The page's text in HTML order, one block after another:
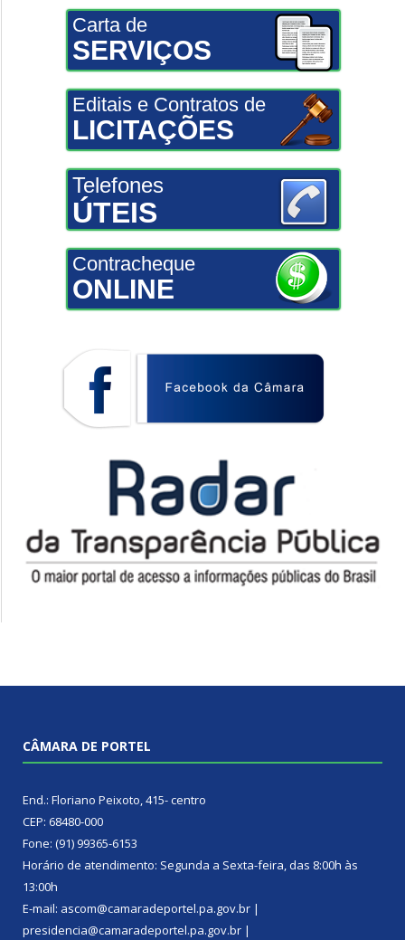
Carta de
SERVIÇOS
Editais e Contratos de
LICITAÇÕES
Telefones
ÚTEIS
Contracheque
ONLINE
CÂMARA DE PORTEL
End.: Floriano Peixoto, 415- centro
CEP: 68480-000
Fone: (91) 99365-6153
Horário de atendimento: Segunda a Sexta-feira, das 8:00h às
13:00h
E-mail: ascom@camaradeportel.pa.gov.br |
presidencia@camaradeportel.pa.gov.br |